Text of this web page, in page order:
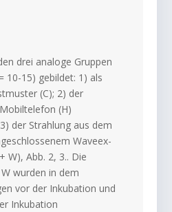
drei analoge Gruppen
10-15) gebildet: 1) als
(C); 2) der
(H)
der Strahlung aus dem
Waveex-
W), Abb. 2, 3.. Die
wurden in dem
vor der Inkubation und
Inkubation